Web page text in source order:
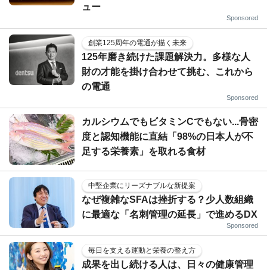
ュー
Sponsored
創業125周年の電通が描く未来
125年磨き続けた課題解決力。多様な人
財の才能を掛け合わせて挑む、これから
の電通
Sponsored
カルシウムでもビタミンCでもない...骨密
度と認知機能に直結「98%の日本人が不
足する栄養素」を取れる食材
中堅企業にリーズナブルな新提案
なぜ複雑なSFAは挫折する？少人数組織
に最適な「名刺管理の延長」で進めるDX
Sponsored
毎日を支える運動と栄養の整え方
成果を出し続ける人は、日々の健康管理